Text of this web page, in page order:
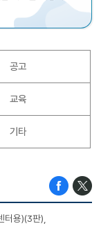
공고
교육
기타
터용)(3판),